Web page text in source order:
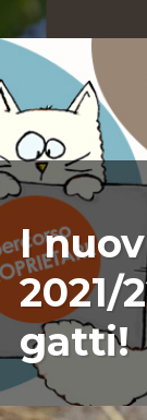
09/20/2021
I
2021/
gatti!